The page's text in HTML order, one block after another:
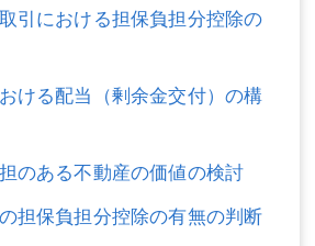
ル）
業等）
業等）
取引における担保負担分控除の
おける配当（剰余金交付）の構
担のある不動産の価値の検討
の担保負担分控除の有無の判断